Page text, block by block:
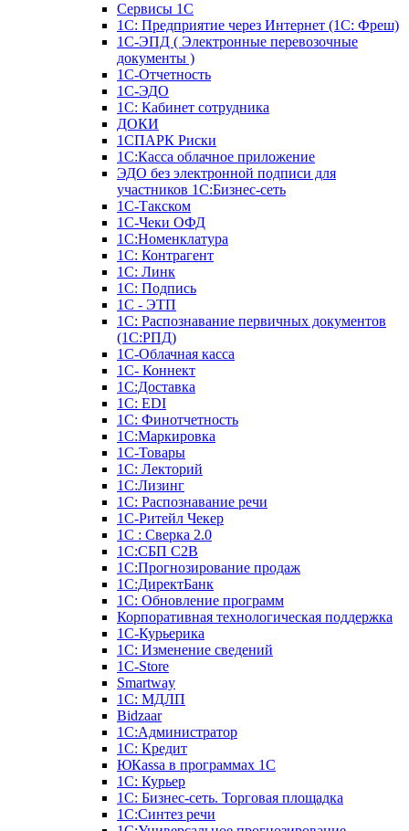
Сервисы 1С
1С: Предприятие через Интернет (1С: Фреш)
1С-ЭПД ( Электронные перевозочные
документы )
1С-Отчетность
1С-ЭДО
1С: Кабинет сотрудника
ДОКИ
1СПАРК Риски
1С:Касса облачное приложение
ЭДО без электронной подписи для
участников 1С:Бизнес-сеть
1С-Такском
1С-Чеки ОФД
1С:Номенклатура
1С: Контрагент
1С: Линк
1С: Подпись
1С - ЭТП
1С: Распознавание первичных документов
(1С:РПД)
1С-Облачная касса
1С- Коннект
1С:Доставка
1С: EDI
1С: Финотчетность
1С:Маркировка
1С-Товары
1С: Лекторий
1С:Лизинг
1С: Распознавание речи
1C-Ритейл Чекер
1С : Сверка 2.0
1С:СБП C2B
1С:Прогнозирование продаж
1С:ДиректБанк
1С: Обновление программ
Корпоративная технологическая поддержка
1С-Курьерика
1С: Изменение сведений
1C-Store
Smartway
1С: МДЛП
Bidzaar
1С:Администратор
1С: Кредит
ЮКаssа в программах 1С
1С: Курьер
1С: Бизнес-сеть. Торговая площадка
1С:Синтез речи